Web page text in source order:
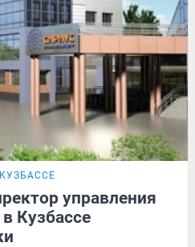
управления
Кузбассе